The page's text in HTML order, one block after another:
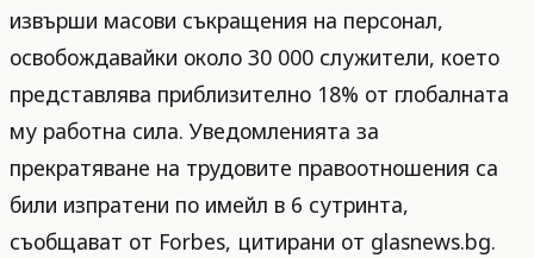
извърши масови съкращения на персонал,
освобождавайки около 30 000 служители, което
представлява приблизително 18% от глобалната
му работна сила. Уведомленията за
прекратяване на трудовите правоотношения са
били изпратени по имейл в 6 сутринта,
съобщават от Forbes, цитирани от glasnews.bg.